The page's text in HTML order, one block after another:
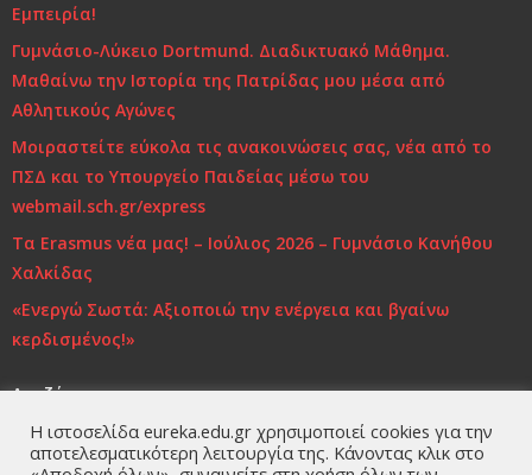
αντίδοτο στην κρίση και ξεκινά από το σπίτι
Τι και πώς να μαθαίνουμε
Εμπειρία!
Γυμνάσιο-Λύκειο Dortmund. Διαδικτυακό Μάθημα.
Μαθαίνω την Ιστορία της Πατρίδας μου μέσα από
Αθλητικούς Αγώνες
Μοιραστείτε εύκολα τις ανακοινώσεις σας, νέα από το
ΠΣΔ και το Υπουργείο Παιδείας μέσω του
webmail.sch.gr/express
Τα Erasmus νέα μας! – Ιούλιος 2026 – Γυμνάσιο Κανήθου
Χαλκίδας
«Ενεργώ Σωστά: Αξιοποιώ την ενέργεια και βγαίνω
κερδισμένος!»
Αναζήτηση
Η ιστοσελίδα eureka.edu.gr χρησιμοποιεί cookies για την
αποτελεσματικότερη λειτουργία της. Κάνοντας κλικ στο